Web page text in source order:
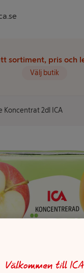
sortiment, pris och
Välj butik
Koncentrat 2dl ICA
Välkommen till ICA